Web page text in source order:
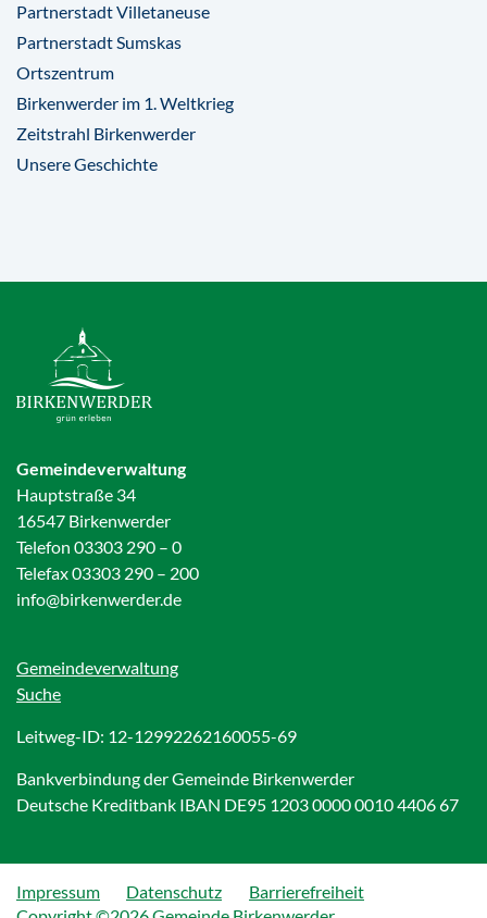
Partnerstadt Villetaneuse
Partnerstadt Sumskas
Ortszentrum
Birkenwerder im 1. Weltkrieg
Zeitstrahl Birkenwerder
Unsere Geschichte
Gemeindeverwaltung
Hauptstraße 34
16547 Birkenwerder
Telefon 03303 290 – 0
Telefax 03303 290 – 200
info@birkenwerder.de
Gemeindeverwaltung
Suche
Leitweg-ID: 12-12992262160055-69
Bankverbindung der Gemeinde Birkenwerder
Deutsche Kreditbank IBAN DE95 1203 0000 0010 4406 67
Impressum Datenschutz
Barrierefreiheit